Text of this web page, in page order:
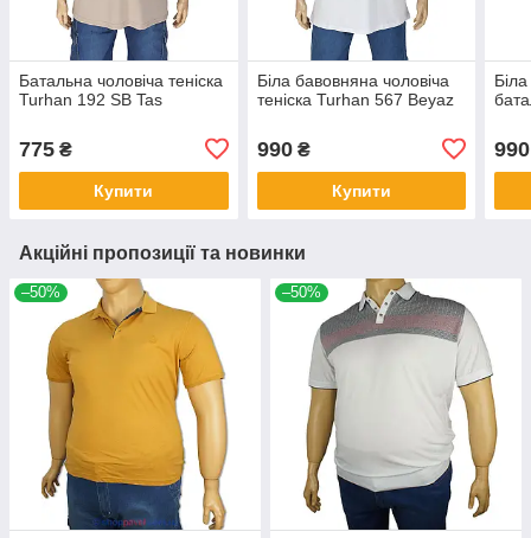
Батальна чоловіча теніска
Turhan 192 SB Tas
775 ₴
Купити
Біла бавовняна чоловіча
теніска Turhan 567 Beyaz
990₴
Купити
990
Акційні пропозиції та новинки
–50% –50%